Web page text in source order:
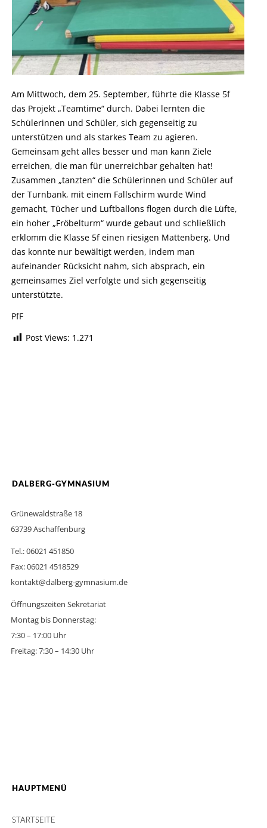
Am Mittwoch, dem 25. September, führte die Klasse 5f
das Projekt „Teamtime“ durch. Dabei lernten die
Schülerinnen und Schüler, sich gegenseitig zu
unterstützen und als starkes Team zu agieren.
Gemeinsam geht alles besser und man kann Ziele
erreichen, die man für unerreichbar gehalten hat!
Zusammen „tanzten“ die Schülerinnen und Schüler auf
der Turnbank, mit einem Fallschirm wurde Wind
gemacht, Tücher und Luftballons flogen durch die Lüfte,
ein hoher „Fröbelturm“ wurde gebaut und schließlich
erklomm die Klasse 5f einen riesigen Mattenberg. Und
das konnte nur bewältigt werden, indem man
aufeinander Rücksicht nahm, sich absprach, ein
gemeinsames Ziel verfolgte und sich gegenseitig
unterstützte.
PfF
Post Views: 1.271
DALBERG-GYMNASIUM
Grünewaldstraße 18
63739 Aschaffenburg
Tel.: 06021 451850
Fax: 06021 4518529
kontakt@dalberg-gymnasium.de
Öffnungszeiten Sekretariat
Montag bis Donnerstag:
7:30 – 17:00 Uhr
Freitag: 7:30 – 14:30 Uhr
HAUPTMENÜ
STARTSEITE